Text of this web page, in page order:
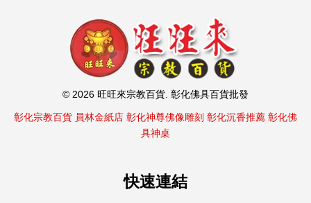
© 2026 旺旺來宗教百貨. 彰化佛具百貨批發
彰化宗教百貨 員林金紙店 彰化神尊佛像雕刻 彰化沉香推薦 彰化佛
具神桌
快速連結